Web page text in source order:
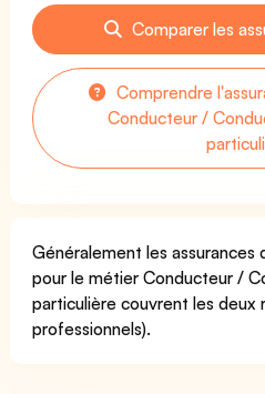
Comparer les
Comprendre
Conducteur /
Généralement les assurances
pour le métier Conducteur /
particulière couvrent les deux
professionnels).